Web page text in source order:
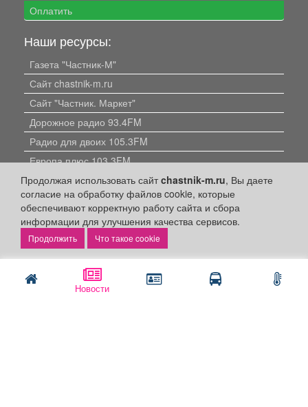
Новости
Продолжая использовать сайтchastnik-m.ru, Вы даете
согласие на обработку файлов cookie, которые
обеспечивают корректную работу сайта и сбора
информации для улучшения качества сервисов.
Что такое cookie
Оплатить
Наши ресурсы:
Газета "Частник-М"
Сайт chastnik-m.ru
Сайт "Частник. Маркет"
Дорожное радио 93.4FM
Радио для двоих 105.3FM
Европа плюс 103.3FM
Политика конфиденциальности
Публикации с пометкой «Реклама», «На правах рекламы»,
«Партнёрский проект» оплачены рекламодателем.